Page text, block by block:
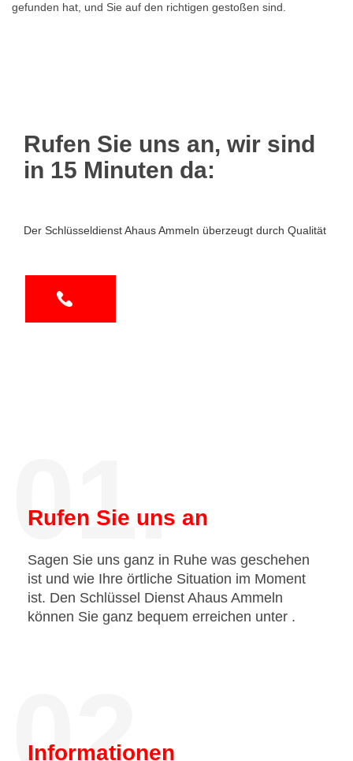
gefunden hat, und Sie auf den richtigen gestoßen sind.
Rufen Sie uns an, wir sind
in 15 Minuten da:
Der Schlüsseldienst Ahaus Ammeln überzeugt durch Qualität
01.
Rufen Sie uns an
Sagen Sie uns ganz in Ruhe was geschehen
ist und wie Ihre örtliche Situation im Moment
ist. Den Schlüssel Dienst Ahaus Ammeln
können Sie ganz bequem erreichen unter .
02.
Informationen